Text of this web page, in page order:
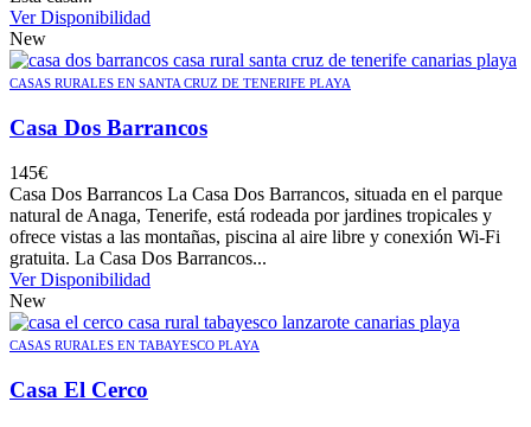
Ver Disponibilidad
New
CASAS RURALES EN SANTA CRUZ DE TENERIFE PLAYA
Casa Dos Barrancos
145€
Casa Dos Barrancos La Casa Dos Barrancos, situada en el parque
natural de Anaga, Tenerife, está rodeada por jardines tropicales y
ofrece vistas a las montañas, piscina al aire libre y conexión Wi-Fi
gratuita. La Casa Dos Barrancos...
Ver Disponibilidad
New
CASAS RURALES EN TABAYESCO PLAYA
Casa El Cerco